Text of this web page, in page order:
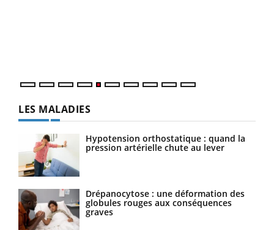
LES MALADIES
Hypotension orthostatique : quand la
pression artérielle chute au lever
Drépanocytose : une déformation des
globules rouges aux conséquences
graves